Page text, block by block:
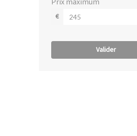
€
Valider